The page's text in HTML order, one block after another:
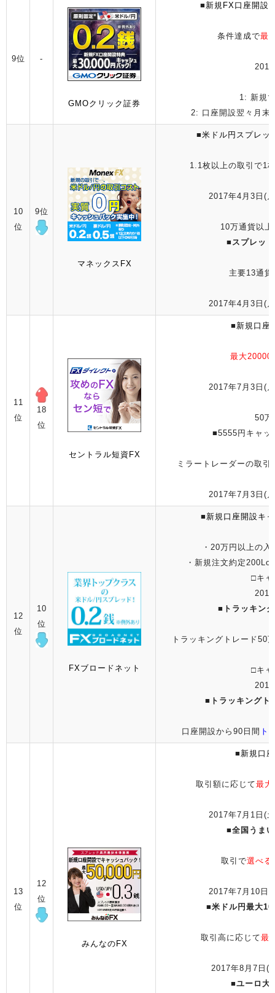
9位 -
GMOクリック証券
■ 新規FX口座開設
条件達成で最
2017
1: 新規で
2: 口座開設翌々月末
10
位
9位
マネックスFX
■米ドル円スプレッ
1.1枚以上の取引で1
2017年4月3日(
10万通貨以上
■ スプレッ
主要13通貨
2017年4月3日(
11
位
18
位
セントラル短資FX
■ 新規口座
最大20000
2017年7月3日(
50万
■5555円キャッ
ミラートレーダーの取引
2017年7月3日(
12
位
10
位
FXブロードネット
■ 新規口座開設キ
・20万円以上の入
・新規注文約定200Lot
□キ
2016
■ トラッキン
トラッキングトレード50
□キ
2016
■ トラッキング
口座開設から90日間 ト
13
位
12
位
みんなのFX
■ 新規口
取引額に応じて最大
2017年7月1日(
■全国うま
取引で選べる
2017年7月10日(
■米ドル円最大
取引高に応じて最
2017年8月7日(
■ユーロ大